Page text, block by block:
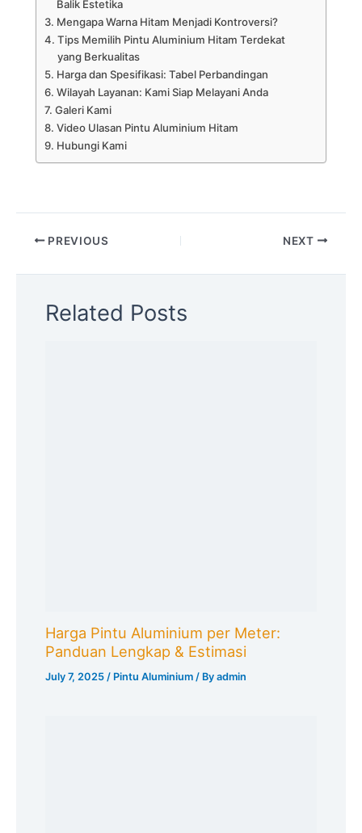
Balik Estetika
Mengapa Warna Hitam Menjadi Kontroversi?
Tips Memilih Pintu Aluminium Hitam Terdekat
yang Berkualitas
Harga dan Spesifikasi: Tabel Perbandingan
Wilayah Layanan: Kami Siap Melayani Anda
Galeri Kami
Video Ulasan Pintu Aluminium Hitam
Hubungi Kami
PREVIOUS NEXT
Related Posts
Harga Pintu Aluminium per Meter:
Panduan Lengkap & Estimasi
July 7, 2025 / Pintu Aluminium / Byadmin